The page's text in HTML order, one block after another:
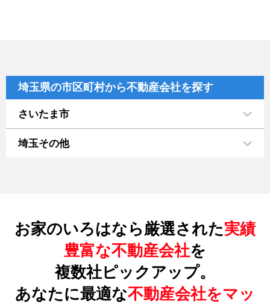
埼玉県の市区町村から不動産会社を探す
さいたま市
埼玉その他
お家のいろはなら厳選された実績
豊富な不動産会社を
複数社ピックアップ。
あなたに最適な不動産会社をマッ